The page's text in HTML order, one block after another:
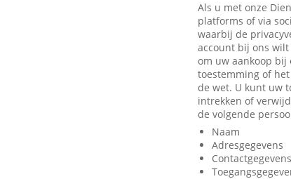
Als u met onze
platforms of via
waarbij de
account bij ons
om uw aankoop bij
toestemming of
de wet. U kunt uw
intrekken of
de volgende
Naam
Adresgegevens
Contactgegevens